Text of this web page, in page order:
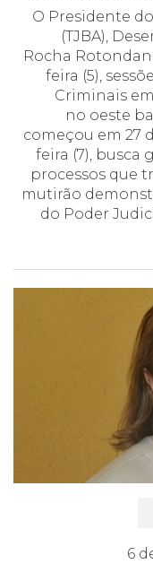
O Presidente
(TJBA),
Rocha
feira (5),
Criminais
no oeste
começou em 27
feira (7), busca
processos que
mutirão
do Poder
6